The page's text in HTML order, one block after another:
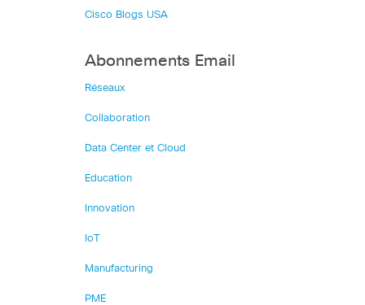
Cisco Blogs USA
Abonnements Email
Réseaux
Collaboration
Data Center et Cloud
Education
Innovation
IoT
Manufacturing
PME